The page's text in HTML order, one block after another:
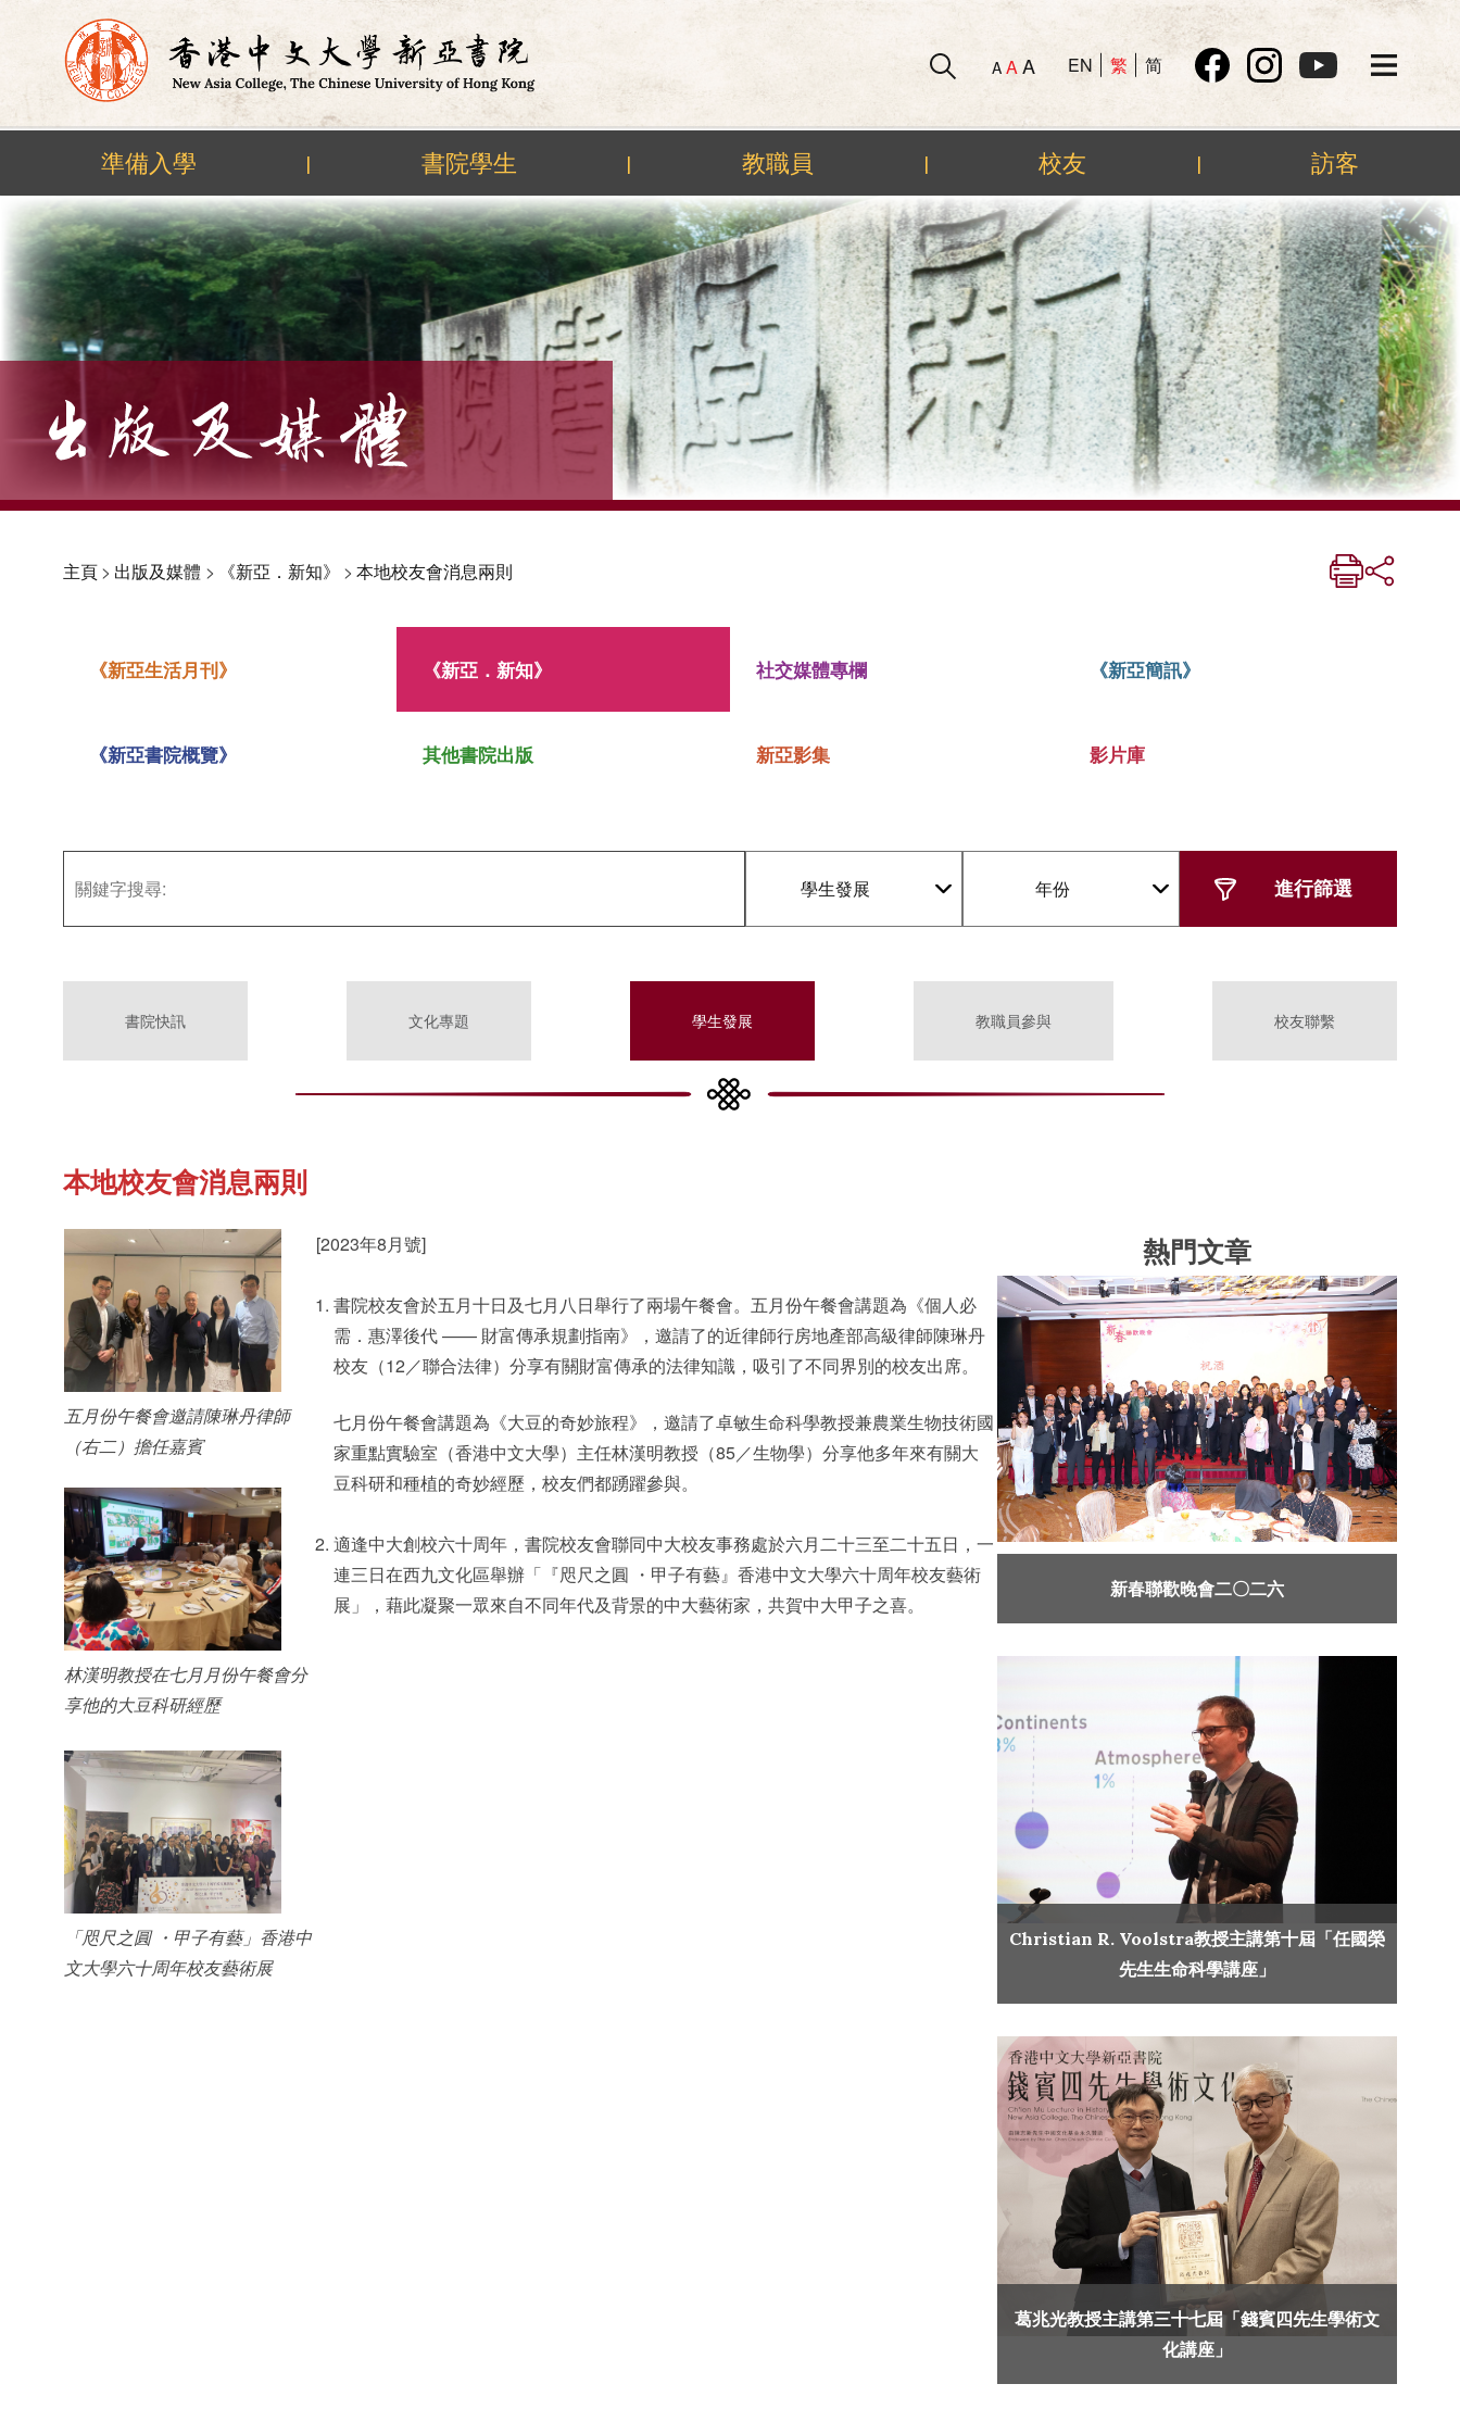
Skip
content
A AA EN 繁 简
準備入學 | 書院學生 | 教職員 | 校友 | 訪客
主頁> 出版及媒體 > 《新亞．新知》 > 本地校友會消息兩則
《新亞生活月刊》 《新亞．新知》 社交媒體專欄 《新亞簡訊》
《新亞書院概覽》 其他書院出版 新亞影集 影片庫
學生發展 年份
書院快訊 文化專題 學生發展 教職員參與 校友聯繫
本地校友會消息兩則
五月份午餐會邀請陳琳丹律師
（右二）擔任嘉賓
林漢明教授在七月月份午餐會分
享他的大豆科研經歷
「咫尺之圓 ・甲子有藝」香港中
文大學六十周年校友藝術展
[2023年8月號]
書院校友會於五月十日及七月八日舉行了兩場午餐會。五月份午餐會講題為《個人必
需．惠澤後代 —— 財富傳承規劃指南》，邀請了的近律師行房地產部高級律師陳琳丹
校友（12／聯合法律）分享有關財富傳承的法律知識，吸引了不同界別的校友出席。
七月份午餐會講題為《大豆的奇妙旅程》，邀請了卓敏生命科學教授兼農業生物技術國
家重點實驗室（香港中文大學）主任林漢明教授（85／生物學）分享他多年來有關大
豆科研和種植的奇妙經歷，校友們都踴躍參與。
適逢中大創校六十周年，書院校友會聯同中大校友事務處於六月二十三至二十五日，一
連三日在西九文化區舉辦「『咫尺之圓 ・甲子有藝』香港中文大學六十周年校友藝術
展」，藉此凝聚一眾來自不同年代及背景的中大藝術家，共賀中大甲子之喜。
熱門文章
新春聯歡晚會二〇二六
Christian R. Voolstra教授主講第十屆「任國榮
先生生命科學講座」
葛兆光教授主講第三十七屆「錢賓四先生學術文
化講座」